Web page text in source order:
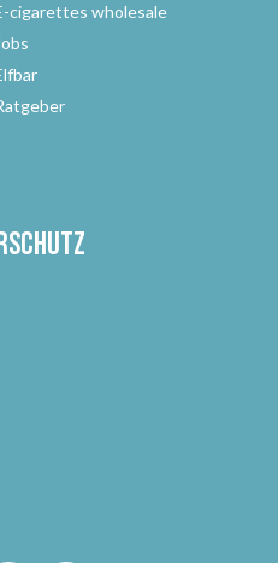
cigarettes wholesale